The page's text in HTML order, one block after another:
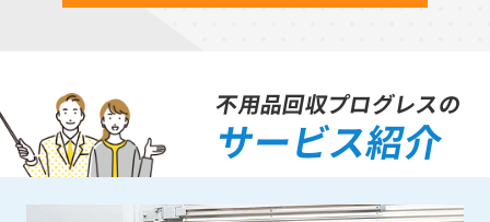
不用品回収プログレスの
サービス紹介